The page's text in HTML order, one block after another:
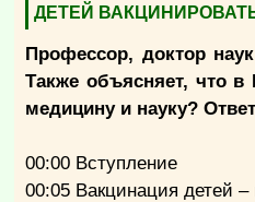
ДЕТЕЙ ВАКЦИНИРОВАТЬ
Профессор, доктор
Также объясняет, что
медицину и науку?
00:00 Вступление
00:05 Вакцинация детей –